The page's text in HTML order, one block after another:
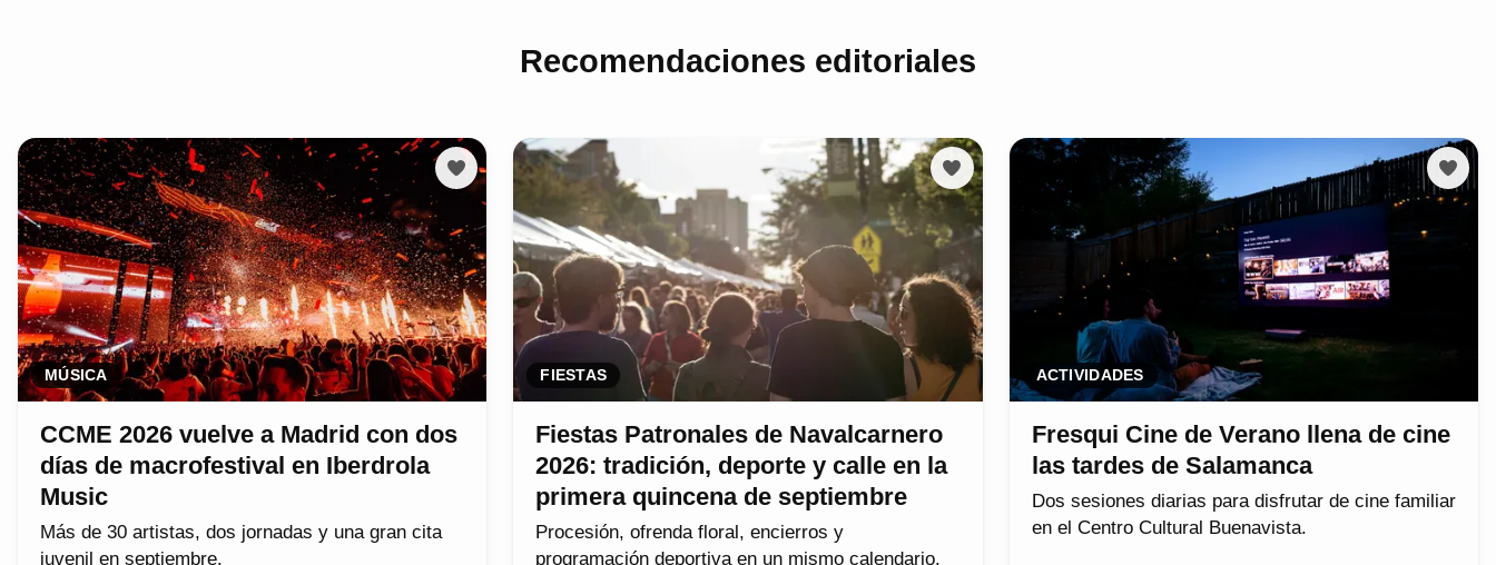
Recomendaciones editoriales
MÚSICA
CCME 2026 vuelve a Madrid con dos
días de macrofestival en Iberdrola
Music
Más de 30 artistas, dos jornadas y una gran cita
juvenil en septiembre.
FIESTAS
Fiestas Patronales de Navalcarnero
2026: tradición, deporte y calle en la
primera quincena de septiembre
Procesión, ofrenda floral, encierros y
programación deportiva en un mismo calendario.
ACTIVIDADES
Fresqui Cine de Verano llena de cine
las tardes de Salamanca
Dos sesiones diarias para disfrutar de cine familiar
en el Centro Cultural Buenavista.